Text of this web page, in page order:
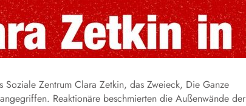
Zentrum Clara Zetkin, das Zweieck, Die Ganze
Reaktionäre beschmierten die Außenwände der